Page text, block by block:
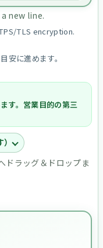
new line.
TLS encryption.
安に進めます。
す。営業目的の第三
）
ドラッグ＆ドロップま